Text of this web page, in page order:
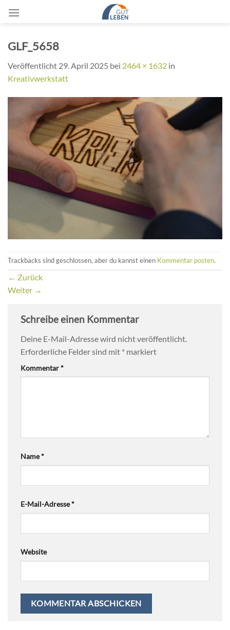
Inhalt
GLF_5658
Veröffentlicht 29. April 2025 bei 2464 × 1632 in
Kreativwerkstatt
Trackbacks sind geschlossen, aber du kannst einen Kommentar posten.
← Zurück
Weiter →
Schreibe einen Kommentar
Deine E-Mail-Adresse wird nicht veröffentlicht.
Erforderliche Felder sind mit * markiert
Kommentar*
Name*
E-Mail-Adresse*
Website